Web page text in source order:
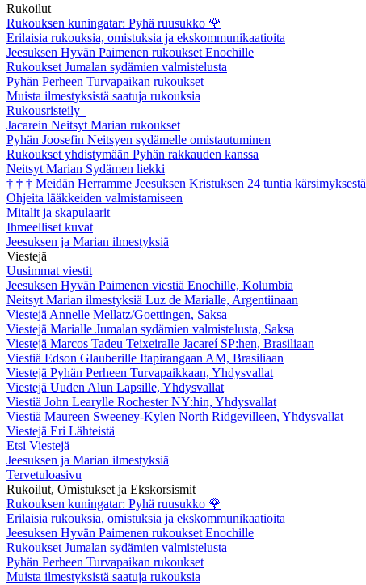
Rukoilut
Rukouksen kuningatar: Pyhä ruusukko 🌹
Erilaisia rukouksia, omistuksia ja ekskommunikaatioita
Jeesuksen Hyvän Paimenen rukoukset Enochille
Rukoukset Jumalan sydämien valmistelusta
Pyhän Perheen Turvapaikan rukoukset
Muista ilmestyksistä saatuja rukouksia
Rukousristeily
Jacarein Neitsyt Marian rukoukset
Pyhän Joosefin Neitsyen sydämelle omistautuminen
Rukoukset yhdistymään Pyhän rakkauden kanssa
Neitsyt Marian Sydämen liekki
† † † Meidän Herramme Jeesuksen Kristuksen 24 tuntia kärsimyksestä
Ohjeita lääkkeiden valmistamiseen
Mitalit ja skapulaarit
Ihmeelliset kuvat
Jeesuksen ja Marian ilmestyksiä
Viestejä
Uusimmat viestit
Jeesuksen Hyvän Paimenen viestiä Enochille, Kolumbia
Neitsyt Marian ilmestyksiä Luz de Marialle, Argentiinaan
Viestejä Annelle Mellatz/Goettingen, Saksa
Viestejä Marialle Jumalan sydämien valmistelusta, Saksa
Viestejä Marcos Tadeu Teixeiralle Jacareí SP:hen, Brasiliaan
Viestiä Edson Glauberille Itapirangaan AM, Brasiliaan
Viestejä Pyhän Perheen Turvapaikkaan, Yhdysvallat
Viestejä Uuden Alun Lapsille, Yhdysvallat
Viestiä John Learylle Rochester NY:hin, Yhdysvallat
Viestiä Maureen Sweeney-Kylen North Ridgevilleen, Yhdysvallat
Viestejä Eri Lähteistä
Etsi Viestejä
Jeesuksen ja Marian ilmestyksiä
Tervetuloasivu
Rukoilut, Omistukset ja Ekskorsismit
Rukouksen kuningatar: Pyhä ruusukko 🌹
Erilaisia rukouksia, omistuksia ja ekskommunikaatioita
Jeesuksen Hyvän Paimenen rukoukset Enochille
Rukoukset Jumalan sydämien valmistelusta
Pyhän Perheen Turvapaikan rukoukset
Muista ilmestyksistä saatuja rukouksia